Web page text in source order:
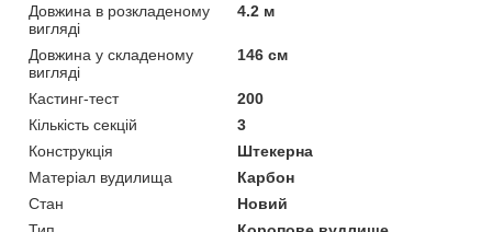
Довжина в розкладеному
вигляді
4.2 м
Довжина у складеному
вигляді
146 см
Кастинг-тест
200
Кількість секцій
3
Конструкція
Штекерна
Матеріал вудилища
Карбон
Стан
Новий